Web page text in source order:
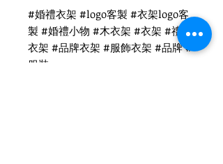
#婚禮衣架 #logo客製 #衣架logo客
製 #婚禮小物 #木衣架 #衣架 #禮品
衣架 #品牌衣架 #服飾衣架 #品牌 #
服裝